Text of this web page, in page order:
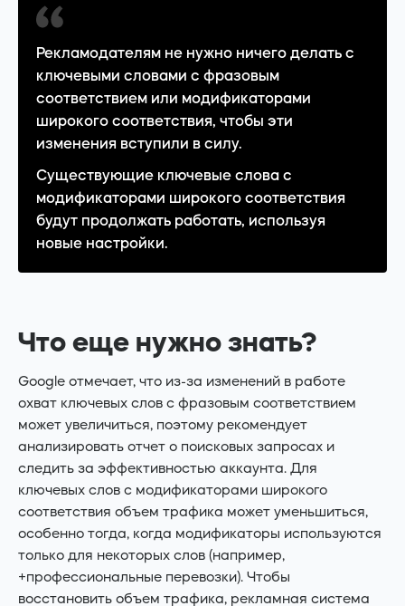
Рекламодателям не нужно ничего делать с
ключевыми словами с фразовым
соответствием или модификаторами
широкого соответствия, чтобы эти
изменения вступили в силу.
Существующие ключевые слова с
модификаторами широкого соответствия
будут продолжать работать, используя
новые настройки.
Что еще нужно знать?
Google отмечает, что из-за изменений в работе
охват ключевых слов с фразовым соответствием
может увеличиться, поэтому рекомендует
анализировать отчет о поисковых запросах и
следить за эффективностью аккаунта. Для
ключевых слов с модификаторами широкого
соответствия объем трафика может уменьшиться,
особенно тогда, когда модификаторы используются
только для некоторых слов (например,
+профессиональные перевозки). Чтобы
восстановить объем трафика, рекламная система